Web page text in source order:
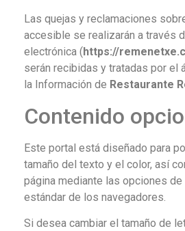
Las quejas y reclamaciones
accesible se realizarán a través
electrónica ( https://
serán recibidas y tratadas por el
la Información de Restaurante
Contenido
Este portal está diseñado para
tamaño del texto y el color, así
página mediante las opciones de
estándar de los navegadores.
Si desea cambiar el tamaño de